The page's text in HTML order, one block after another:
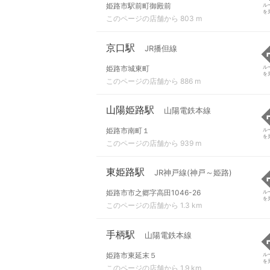
姫路市駅前町御殿前
このページの店舗から 803 m
ル
を
京口駅 JR播但線
姫路市城東町
このページの店舗から 886 m
ル
を
山陽姫路駅 山陽電鉄本線
姫路市南町１
このページの店舗から 939 m
ル
を
東姫路駅 JR神戸線(神戸～姫路)
姫路市市之郷字高田1046-26
このページの店舗から 1.3 km
ル
を
手柄駅 山陽電鉄本線
姫路市東延末５
このページの店舗から 1.9 km
ル
を